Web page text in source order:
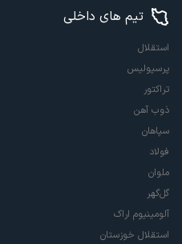
تیم های داخلی
استقلال
پرسپولیس
تراکتور
ذوب آهن
سپاهان
فولاد
ملوان
گل‌گهر
آلومینیوم اراک
استقلال خوزستان